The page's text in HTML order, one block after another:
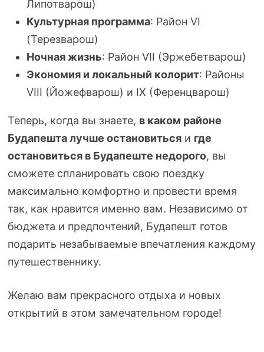
Липотварош)
Культурная программа: Район VI
(Терезварош)
Ночная жизнь: Район VII (Эржебетварош)
Экономия и локальный колорит: Районы
VIII (Йожефварош) и IX (Ференцварош)
Теперь, когда вы знаете, в каком районе
Будапешта лучше остановитьсяи где
остановиться в Будапеште недорого, вы
сможете спланировать свою поездку
максимально комфортно и провести время
так, как нравится именно вам. Независимо от
бюджета и предпочтений, Будапешт готов
подарить незабываемые впечатления каждому
путешественнику.
Желаю вам прекрасного отдыха и новых
открытий в этом замечательном городе!